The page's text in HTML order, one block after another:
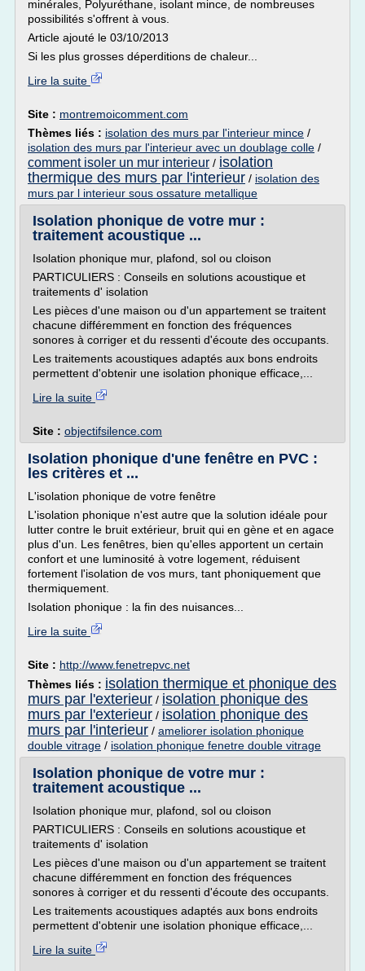
minérales, Polyuréthane, isolant mince, de nombreuses
possibilités s'offrent à vous.
Article ajouté le 03/10/2013
Si les plus grosses déperditions de chaleur...
Lire la suite
Site : montremoicomment.com
Thèmes liés : isolation des murs par l'interieur mince /
isolation des murs par l'interieur avec un doublage colle /
comment isoler un mur interieur / isolation
thermique des murs par l'interieur / isolation des
murs par l interieur sous ossature metallique
Isolation phonique de votre mur :
traitement acoustique ...
Isolation phonique mur, plafond, sol ou cloison
PARTICULIERS : Conseils en solutions acoustique et
traitements d' isolation
Les pièces d'une maison ou d'un appartement se traitent
chacune différemment en fonction des fréquences
sonores à corriger et du ressenti d'écoute des occupants.
Les traitements acoustiques adaptés aux bons endroits
permettent d'obtenir une isolation phonique efficace,...
Lire la suite
Site : objectifsilence.com
Isolation phonique d'une fenêtre en PVC :
les critères et ...
L'isolation phonique de votre fenêtre
L'isolation phonique n'est autre que la solution idéale pour
lutter contre le bruit extérieur, bruit qui en gène et en agace
plus d'un. Les fenêtres, bien qu'elles apportent un certain
confort et une luminosité à votre logement, réduisent
fortement l'isolation de vos murs, tant phoniquement que
thermiquement.
Isolation phonique : la fin des nuisances...
Lire la suite
Site : http://www.fenetrepvc.net
Thèmes liés : isolation thermique et phonique des
murs par l'exterieur / isolation phonique des
murs par l'exterieur / isolation phonique des
murs par l'interieur / ameliorer isolation phonique
double vitrage / isolation phonique fenetre double vitrage
Isolation phonique de votre mur :
traitement acoustique ...
Isolation phonique mur, plafond, sol ou cloison
PARTICULIERS : Conseils en solutions acoustique et
traitements d' isolation
Les pièces d'une maison ou d'un appartement se traitent
chacune différemment en fonction des fréquences
sonores à corriger et du ressenti d'écoute des occupants.
Les traitements acoustiques adaptés aux bons endroits
permettent d'obtenir une isolation phonique efficace,...
Lire la suite